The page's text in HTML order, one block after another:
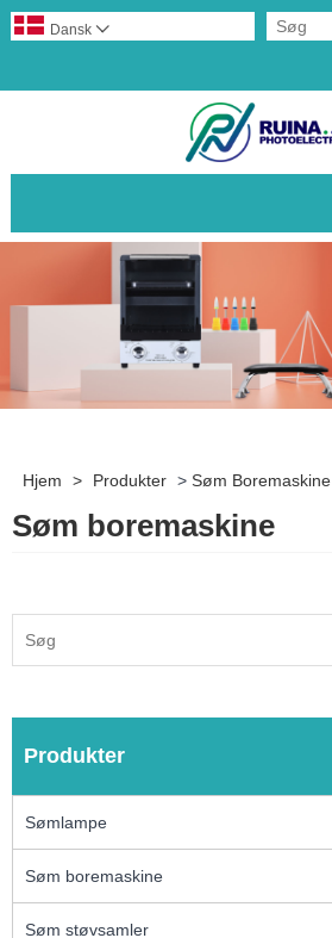
Dansk 
Hjem > Produkter > Søm Boremaskine
Søm boremaskine
Produkter
Sømlampe
Søm boremaskine
Søm støvsamler